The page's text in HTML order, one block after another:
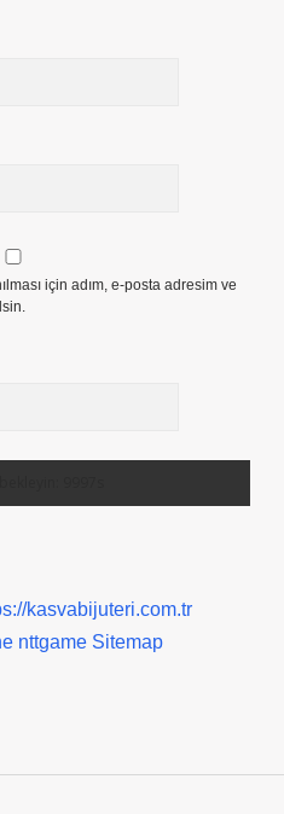
için adım, e-posta adresim ve
kasvabijuteri.com.tr
nttgame Sitemap